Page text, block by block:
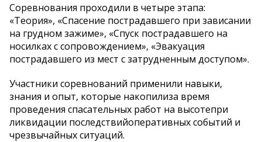
Соревнования проходили в четыре этапа:
«Теория», «Спасение пострадавшего при зависании
на грудном зажиме», «Спуск пострадавшего на
носилках с сопровождением», «Эвакуация
пострадавшего из мест с затрудненным доступом».
Участники соревнований применили навыки,
знания и опыт, которые накопилиза время
проведения спасательных работ на высотепри
ликвидации последствийоперативных событий и
чрезвычайных ситуаций.